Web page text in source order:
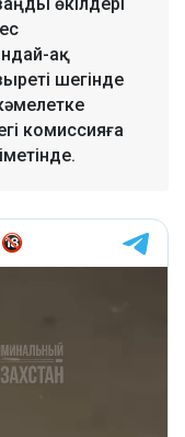
ақ
шегінде
комиссияға